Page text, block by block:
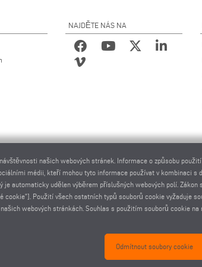
NAJDĚTE NÁS NA
mail@elumatec.com
našich webových stránek. Informace o způsobu
médii, kteří mohou tyto informace používat v kombinaci
automaticky udělen výběrem příslušných webových polí. Zákon
Použití všech ostatních typů souborů cookie vyžaduje
webových stránkách. Souhlas s použitím souborů cookie
Odmítnout soubory cookie